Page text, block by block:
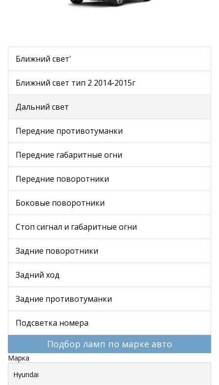
Ближний свет'
Ближний свет тип 2 2014-2015г
Дальний свет
Передние противотуманки
Передние габаритные огни
Передние поворотники
Боковые поворотники
Стоп сигнал и габаритные огни
Задние поворотники
Задний ход
Задние противотуманки
Подсветка номера
Подбор ламп по марке авто
Марка